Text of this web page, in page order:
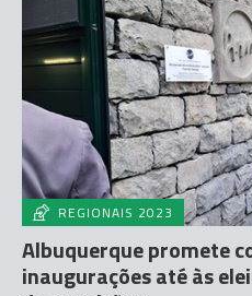
REGIONAIS 2023
Albuquerque promete
inaugurações até às